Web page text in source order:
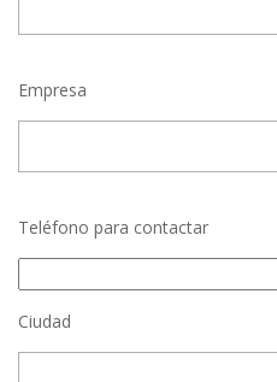
Empresa
Teléfono para contactar
Ciudad